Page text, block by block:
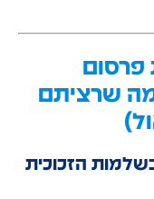
פרסום
מה שרציתם
הזכוכית